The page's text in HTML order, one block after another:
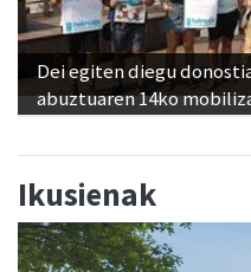
Dei egiten diegu
abuztuaren 14ko
Ikusienak